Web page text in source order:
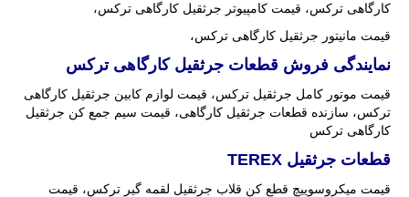
کارگاهی ترکس، قیمت کامپیوتر جرثقیل کارگاهی ترکس،
قیمت مانیتور جرثقیل کارگاهی ترکس،
نمایندگی فروش قطعات جرثقیل کارگاهی ترکس
قیمت موتور کامل جرثقیل ترکس، قیمت لوازم کابین جرثقیل کارگاهی
ترکس، سازنده قطعات جرثقیل کارگاهی، قیمت سیم جمع کن جرثقیل
کارگاهی ترکس
قطعات جرثقیل TEREX
قیمت میکروسوییچ قطع کن قلاب جرثقیل لقمه گیر ترکس، قیمت